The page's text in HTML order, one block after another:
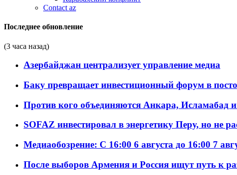
Contact az
Последнее обновление
(3 часа назад)
Азербайджан централизует управление медиа
Баку превращает инвестиционный форум в
Против кого объединяются Анкара, Исламабад
SOFAZ инвестировал в энергетику Перу, но не
Медиаобозрение: С 16:00 6 августа до 16:00 7
После выборов Армения и Россия ищут путь к